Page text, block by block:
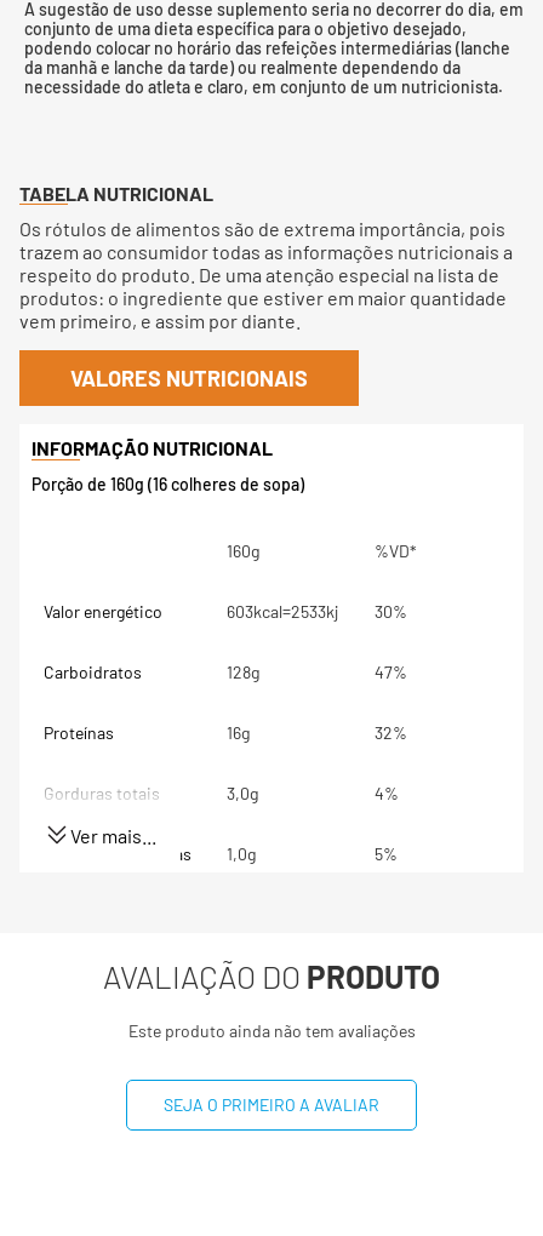
A sugestão de uso desse suplemento seria no decorrer do dia, em
conjunto de uma dieta específica para o objetivo desejado,
podendo colocar no horário das refeições intermediárias (lanche
da manhã e lanche da tarde) ou realmente dependendo da
necessidade do atleta e claro, em conjunto de um nutricionista.
TABELA NUTRICIONAL
Os rótulos de alimentos são de extrema importância, pois
trazem ao consumidor todas as informações nutricionais a
respeito do produto. De uma atenção especial na lista de
produtos: o ingrediente que estiver em maior quantidade
vem primeiro, e assim por diante.
VALORES NUTRICIONAIS
Porção de 160g (16 colheres de sopa)
160g %VD*
Valor energético 603kcal=2533kj 30%
Carboidratos 128g 47%
Proteínas 16g 32%
Gorduras totais 3,0g 4%
Gorduras Saturadas 1,0g 5%
262mg 20%
ou 8400 kj. Seus valores podem maiores ou menores
dependendo de suas necessidades energéticas
Ver mais...
AVALIAÇÃO DO PRODUTO
Este produto ainda não tem avaliações
SEJA O PRIMEIRO A AVALIAR